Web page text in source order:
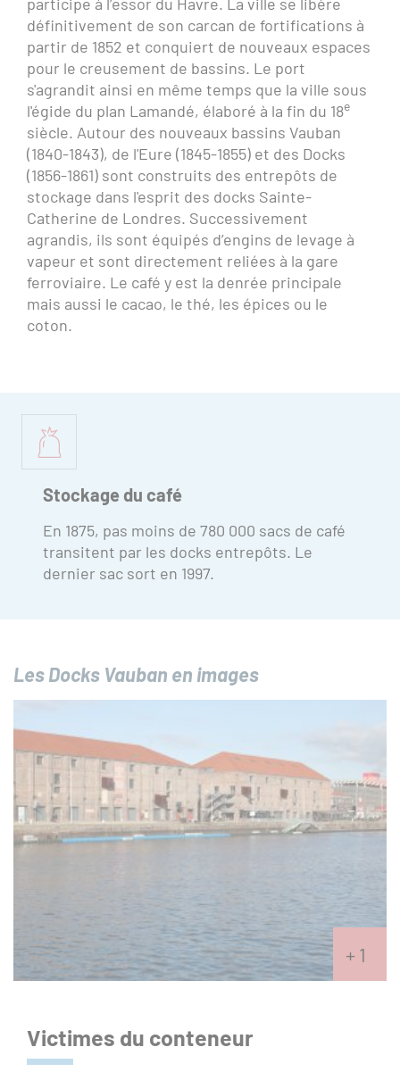
Réserver une activité
Foire aux questions
S'inscrire à la lettre
d'information
Espace Presse
Livre d'or
définitivement de son carcan de fortifications à
partir de 1852 et conquiert de nouveaux espaces
pour le creusement de bassins. Le port
s'agrandit ainsi en même temps que la ville sous
l'égide du plan Lamandé, élaboré à la fin du 18e
siècle. Autour des nouveaux bassins Vauban
(1840-1843), de l'Eure (1845-1855) et des Docks
(1856-1861) sont construits des entrepôts de
stockage dans l'esprit des docks Sainte-
Catherine de Londres. Successivement
agrandis, ils sont équipés d’engins de levage à
vapeur et sont directement reliées à la gare
ferroviaire. Le café y est la denrée principale
mais aussi le cacao, le thé, les épices ou le
coton.
Stockage du café
En 1875, pas moins de 780 000 sacs de café
transitent par les docks entrepôts. Le
dernier sac sort en 1997.
Les Docks Vauban en images
Victimes du conteneur